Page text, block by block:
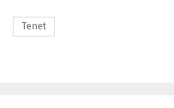
Tenet